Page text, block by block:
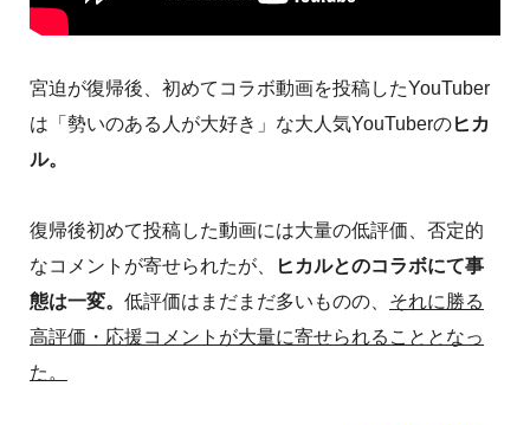
宮迫が復帰後、初めてコラボ動画を投稿したYouTuber
は「勢いのある人が大好き」な大人気YouTuberのヒカ
ル。
復帰後初めて投稿した動画には大量の低評価、否定的
なコメントが寄せられたが、
ヒカルとのコラボにて事
態は一変。 低評価はまだまだ多いものの、 それに勝る
高評価・応援コメントが大量に寄せられることとなっ
た。